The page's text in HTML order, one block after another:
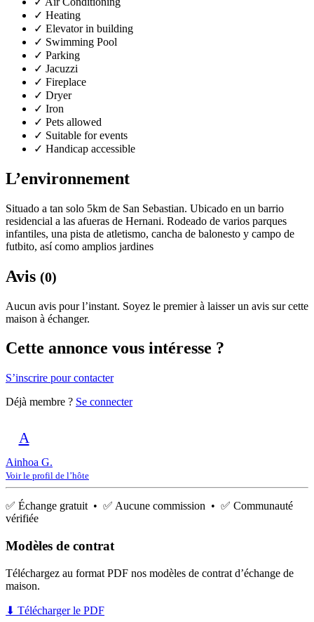
✓ Heating
✓ Elevator in building
✓ Swimming Pool
✓ Parking
✓ Jacuzzi
✓ Fireplace
✓ Dryer
✓ Iron
✓ Pets allowed
✓ Suitable for events
✓ Handicap accessible
L’environnement
Situado a tan solo 5km de San Sebastian. Ubicado en un barrio
residencial a las afueras de Hernani. Rodeado de varios parques
infantiles, una pista de atletismo, cancha de balonesto y campo de
futbito, así como amplios jardines
Avis (0)
Aucun avis pour l’instant. Soyez le premier à laisser un avis sur cette
maison à échanger.
Cette annonce vous intéresse ?
S’inscrire pour contacter
Déjà membre ? Se connecter
A
Ainhoa G.
Voir le profil de l’hôte
✅ Échange gratuit • ✅ Aucune commission • ✅ Communauté
vérifiée
Modèles de contrat
Téléchargez au format PDF nos modèles de contrat d’échange de
maison.
⬇ Télécharger le PDF